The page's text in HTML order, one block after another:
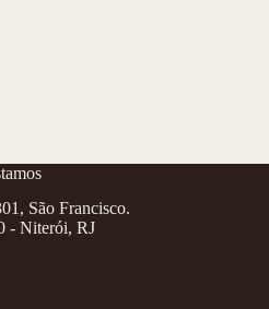
São Francisco.
- Niterói, RJ